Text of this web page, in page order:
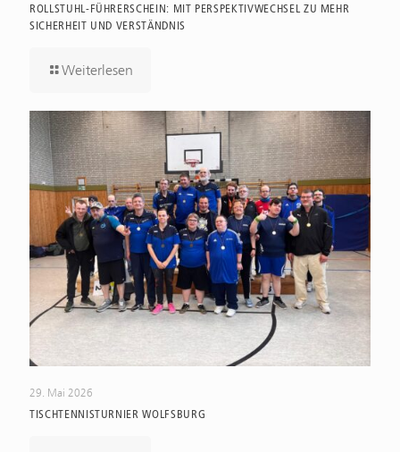
ROLLSTUHL-FÜHRERSCHEIN: MIT PERSPEKTIVWECHSEL ZU MEHR
SICHERHEIT UND VERSTÄNDNIS
Weiterlesen
29. Mai 2026
TISCHTENNISTURNIER WOLFSBURG